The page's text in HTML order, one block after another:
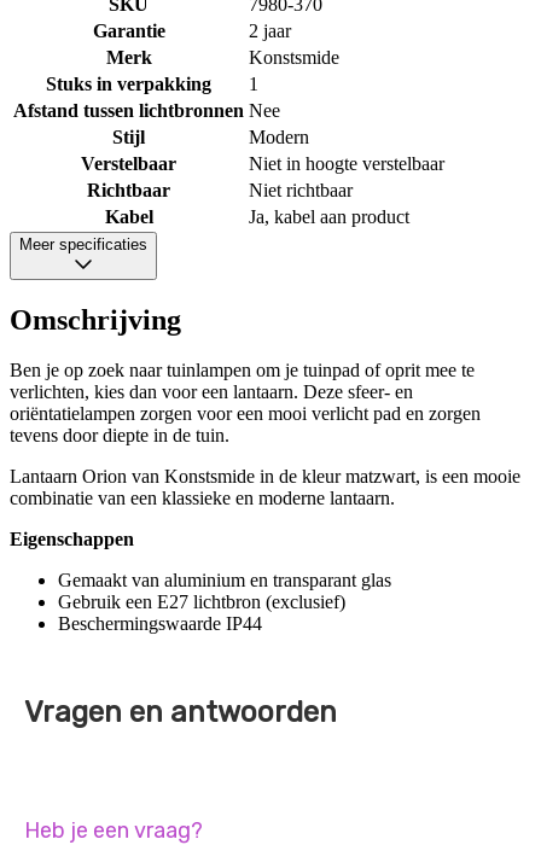
Garantie
2 jaar
Merk
Konstsmide
Stuks in verpakking
1
Afstand tussen lichtbronnen Nee
Stijl
Modern
Verstelbaar
Niet in hoogte verstelbaar
Richtbaar
Niet richtbaar
Kabel
Ja, kabel aan product
Meer specificaties
Omschrijving
Ben je op zoek naar tuinlampen om je tuinpad of oprit mee te
verlichten, kies dan voor een lantaarn. Deze sfeer- en
oriëntatielampen zorgen voor een mooi verlicht pad en zorgen
tevens door diepte in de tuin.
Lantaarn Orion van Konstsmide in de kleur matzwart, is een mooie
combinatie van een klassieke en moderne lantaarn.
Eigenschappen
Gemaakt van aluminium en transparant glas
Gebruik een E27 lichtbron (exclusief)
Beschermingswaarde IP44
Vragen en antwoorden
Heb je een vraag?